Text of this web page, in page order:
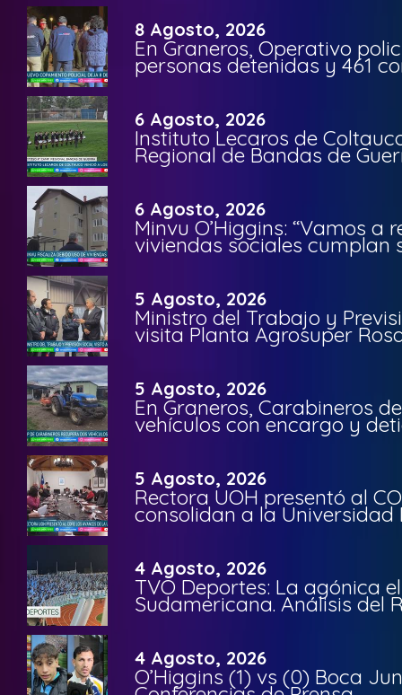
8 Agosto, 2026
En Graneros, Operativo
personas detenidas y 461
6 Agosto, 2026
Instituto Lecaros de
Regional de Bandas de
6 Agosto, 2026
Minvu O’Higgins: “Vamos a
viviendas sociales cumplan
5 Agosto, 2026
Ministro del Trabajo y
visita Planta Agrosuper
5 Agosto, 2026
En Graneros, Carabineros
vehículos con encargo y
5 Agosto, 2026
Rectora UOH presentó al
consolidan a la Universidad
4 Agosto, 2026
TVO Deportes: La agónica
Sudamericana. Análisis del
4 Agosto, 2026
O’Higgins (1) vs (0) Boca